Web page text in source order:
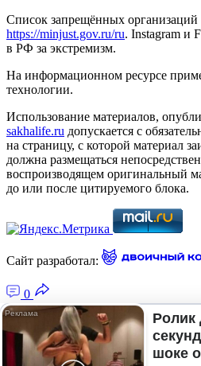
Список запрещённых организаций
https://minjust.gov.ru/ru. Instagram и
в РФ за экстремизм.
На информационном ресурсе
технологии.
Использование материалов,
sakhalife.ru допускается с
на страницу, с которой материал
должна размещаться
воспроизводящем оригинальный
до или после цитируемого блока.
Сайт разработал:
0
Главная — Новости
Лента новостей
Ролик
шоке